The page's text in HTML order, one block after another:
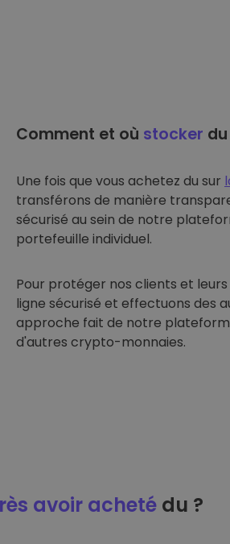
Comment et où stocker
Une fois que vous achetez du sur
transférons de manière
sécurisé au sein de notre
portefeuille individuel.
Pour protéger nos clients et
ligne sécurisé et effectuons des
approche fait de notre
d'autres crypto-monnaies.
avoir acheté du ?